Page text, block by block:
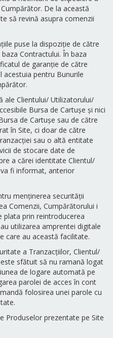
De la această
să revină asupra comenzii
puse la dispoziție de către
Contractului. În baza
de garanție de către
acestuia pentru Bunurile
ale Clientului/ Utilizatorului/
Bursa de Cartușe și nici
de Cartușe sau de către
în Site, ci doar de către
sau o altă entitate
de stocare date de
a cărei identitate Clientul/
fi informat, anterior
menținerea securității
Comenzii, Cumpărătorului i
plata prin reintroducerea
utilizarea amprentei digitale
care au această facilitate.
a Tranzacțiilor, Clientul/
sfătuit să nu ramană logat
de logare automată pe
parolei de acces în cont
folosirea unei parole cu
Produselor prezentate pe Site